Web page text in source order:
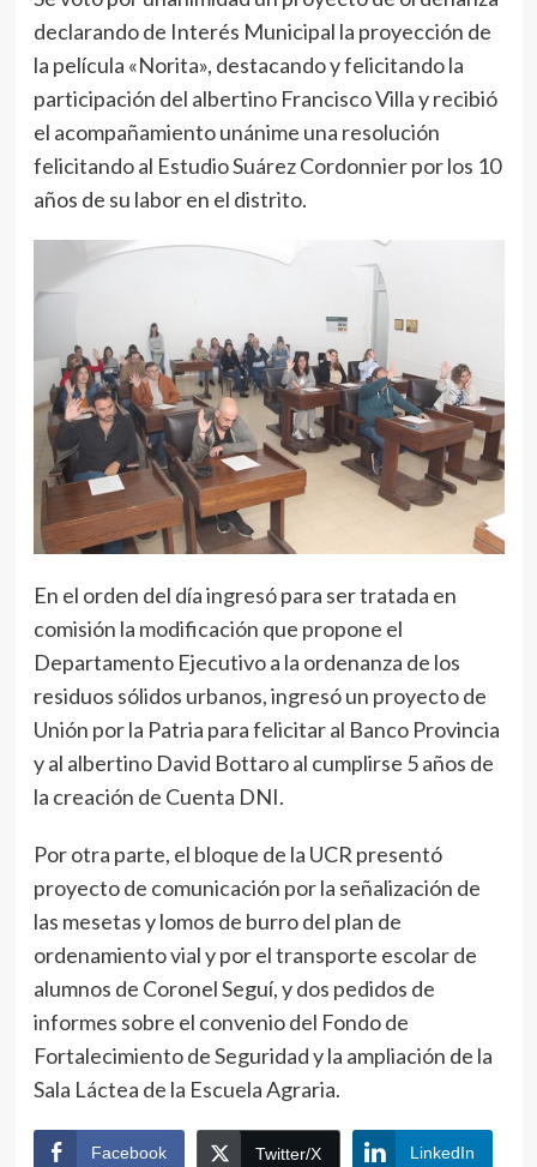
declarando de Interés Municipal la proyección de
la película «Norita», destacando y felicitando la
participación del albertino Francisco Villa y recibió
el acompañamiento unánime una resolución
felicitando al Estudio Suárez Cordonnier por los 10
años de su labor en el distrito.
En el orden del día ingresó para ser tratada en
comisión la modificación que propone el
Departamento Ejecutivo a la ordenanza de los
residuos sólidos urbanos, ingresó un proyecto de
Unión por la Patria para felicitar al Banco Provincia
y al albertino David Bottaro al cumplirse 5 años de
la creación de Cuenta DNI.
Por otra parte, el bloque de la UCR presentó
proyecto de comunicación por la señalización de
las mesetas y lomos de burro del plan de
ordenamiento vial y por el transporte escolar de
alumnos de Coronel Seguí, y dos pedidos de
informes sobre el convenio del Fondo de
Fortalecimiento de Seguridad y la ampliación de la
Sala Láctea de la Escuela Agraria.
Facebook Twitter/X LinkedIn